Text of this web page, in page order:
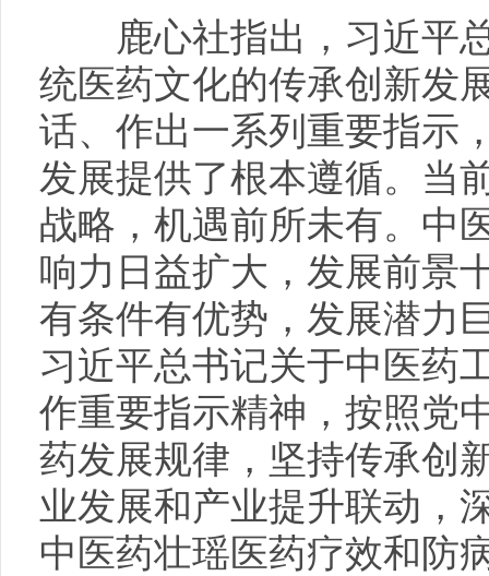
鹿心社指出，习近平总
统医药文化的传承创新发
话、作出一系列重要指示
发展提供了根本遵循。当
战略，机遇前所未有。中
响力日益扩大，发展前景
有条件有优势，发展潜力
习近平总书记关于中医药
作重要指示精神，按照党
药发展规律，坚持传承创
业发展和产业提升联动，
中医药壮瑶医药疗效和防